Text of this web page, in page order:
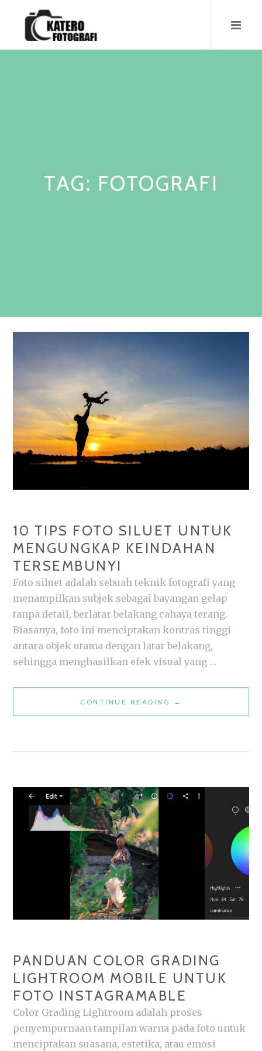
content
TAG: FOTOGRAFI
10 TIPS FOTO SILUET UNTUK
MENGUNGKAP KEINDAHAN
TERSEMBUNYI
Foto siluet adalah sebuah teknik fotografi yang
menampilkan subjek sebagai bayangan gelap
tanpa detail, berlatar belakang cahaya terang.
Biasanya, foto ini menciptakan kontras tinggi
antara objek utama dengan latar belakang,
sehingga menghasilkan efek visual yang …
CONTINUE READING
10
TIPS
KEINDAHAN
TERSEMBUNYI
→
PANDUAN COLOR GRADING
LIGHTROOM MOBILE UNTUK
FOTO INSTAGRAMABLE
Color Grading Lightroom adalah proses
penyempurnaan tampilan warna pada foto untuk
menciptakan suasana, estetika, atau emosi